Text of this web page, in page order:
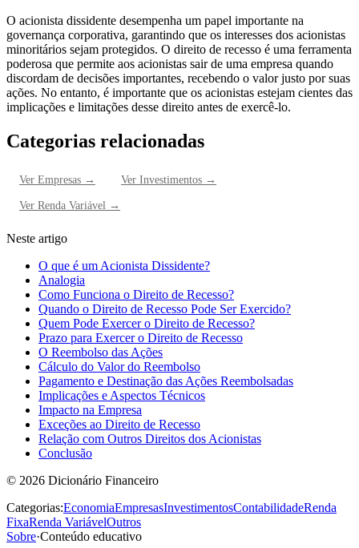
O acionista dissidente desempenha um papel importante na
governança corporativa, garantindo que os interesses dos acionistas
minoritários sejam protegidos. O direito de recesso é uma ferramenta
poderosa que permite aos acionistas sair de uma empresa quando
discordam de decisões importantes, recebendo o valor justo por suas
ações. No entanto, é importante que os acionistas estejam cientes das
implicações e limitações desse direito antes de exercê-lo.
Categorias relacionadas
Ver Empresas → Ver Investimentos →
Ver Renda Variável →
Neste artigo
O que é um Acionista Dissidente?
Analogia
Como Funciona o Direito de Recesso?
Quando o Direito de Recesso Pode Ser Exercido?
Quem Pode Exercer o Direito de Recesso?
Prazo para Exercer o Direito de Recesso
O Reembolso das Ações
Cálculo do Valor do Reembolso
Pagamento e Destinação das Ações Reembolsadas
Implicações e Aspectos Técnicos
Impacto na Empresa
Exceções ao Direito de Recesso
Relação com Outros Direitos dos Acionistas
Conclusão
© 2026 Dicionário Financeiro
Categorias:EconomiaEmpresasInvestimentosContabilidadeRenda
FixaRenda VariávelOutros
Sobre·Conteúdo educativo